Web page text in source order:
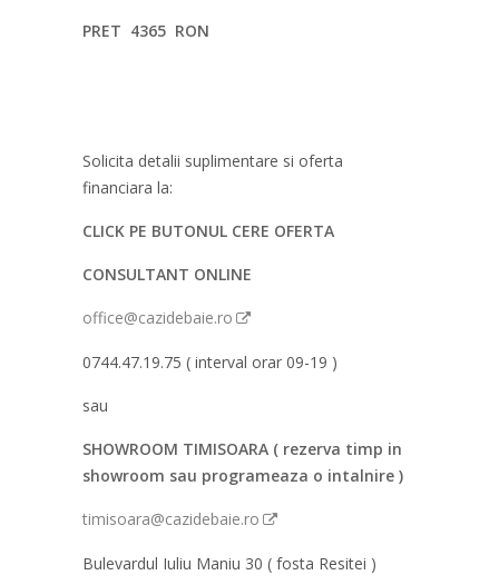
PRET 4365 RON
Solicita detalii suplimentare si oferta
financiara la:
CLICK PE BUTONUL CERE OFERTA
CONSULTANT ONLINE
office@cazidebaie.ro
0744.47.19.75 ( interval orar 09-19 )
sau
SHOWROOM TIMISOARA ( rezerva timp in
showroom sau programeaza o intalnire )
timisoara@cazidebaie.ro
Bulevardul Iuliu Maniu 30 ( fosta Resitei )